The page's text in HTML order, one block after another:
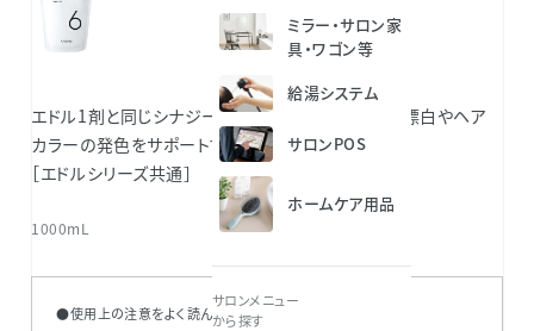
ミラー・サロン家
具・ワゴン等
給湯システム
サロンPOS
ホームケア用品
サロンメニュー
から探す
エドル1剤と同じシナジーオイル処方で、メラニンの漂白やヘア
カラーの発色をサポートする専用オキシ。
［エドルシリーズ共通］
1000mL
●使用上の注意をよく読んで正しくお使いください。